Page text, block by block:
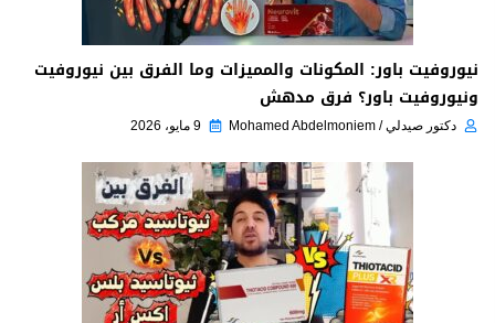
نيوروفيت باور: المكونات والمميزات وما الفرق بين نيوروفيت
ونيوروفيت باور؟ فرق مدهش
دكتور صيدلي / Mohamed Abdelmoniem 9 مايو، 2026